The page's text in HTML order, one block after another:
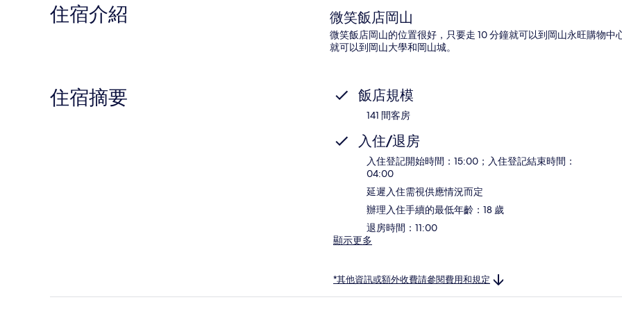
住宿介紹 微笑飯店岡山
微笑飯店岡山的位置很好，只要走 10 分鐘就可以到岡山永旺購物
就可以到岡山大學和岡山城。
住宿摘要 飯店規模
141 間客房
入住/退房
入住登記開始時間：15:00；入住登記結束時間：
04:00
延遲入住需視供應情況而定
辦理入住手續的最低年齡：18 歲
退房時間：11:00
顯示更多
*其他資訊或額外收費請參閱費用和規定